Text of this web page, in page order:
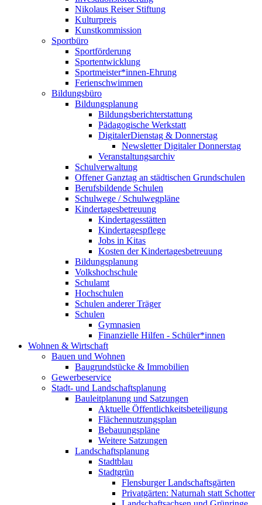
Nikolaus Reiser Stiftung
Kulturpreis
Kunstkommission
Sportbüro
Sportförderung
Sportentwicklung
Sportmeister*innen-Ehrung
Ferienschwimmen
Bildungsbüro
Bildungsplanung
Bildungsberichterstattung
Pädagogische Werkstatt
DigitalerDienstag & Donnerstag
Newsletter Digitaler Donnerstag
Veranstaltungsarchiv
Schulverwaltung
Offener Ganztag an städtischen Grundschulen
Berufsbildende Schulen
Schulwege / Schulwegpläne
Kindertagesbetreuung
Kindertagesstätten
Kindertagespflege
Jobs in Kitas
Kosten der Kindertagesbetreuung
Bildungsplanung
Volkshochschule
Schulamt
Hochschulen
Schulen anderer Träger
Schulen
Gymnasien
Finanzielle Hilfen - Schüler*innen
Wohnen & Wirtschaft
Bauen und Wohnen
Baugrundstücke & Immobilien
Gewerbeservice
Stadt- und Landschaftsplanung
Bauleitplanung und Satzungen
Aktuelle Öffentlichkeitsbeteiligung
Flächennutzungsplan
Bebauungspläne
Weitere Satzungen
Landschaftsplanung
Stadtblau
Stadtgrün
Flensburger Landschaftsgärten
Privatgärten: Naturnah statt Schotter